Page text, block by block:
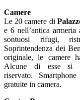
Camere
Le 20 camere di
e 6 nell’antica armeria
sontuosi rifugi,
Soprintendenza dei
originale, le camere
Alcune di esse si
riservato.
gratuite in camera.